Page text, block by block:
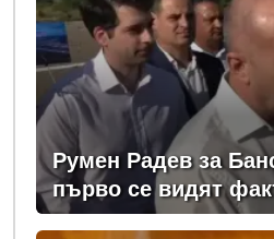
Румен Радев за
първо се видят